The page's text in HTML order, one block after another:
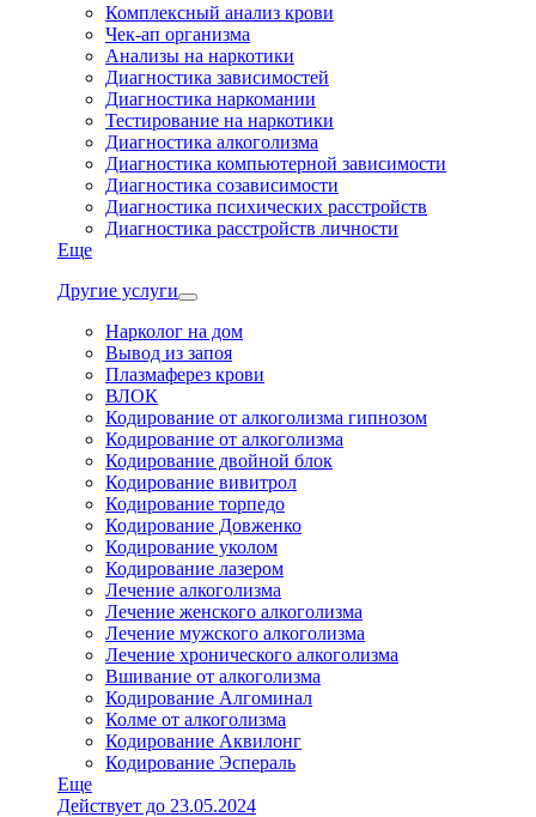
Комплексный анализ крови
Чек-ап организма
Анализы на наркотики
Диагностика зависимостей
Диагностика наркомании
Тестирование на наркотики
Диагностика алкоголизма
Диагностика компьютерной зависимости
Диагностика созависимости
Диагностика психических расстройств
Диагностика расстройств личности
Еще
Другие услуги
Нарколог на дом
Вывод из запоя
Плазмаферез крови
ВЛОК
Кодирование от алкоголизма гипнозом
Кодирование от алкоголизма
Кодирование двойной блок
Кодирование вивитрол
Кодирование торпедо
Кодирование Довженко
Кодирование уколом
Кодирование лазером
Лечение алкоголизма
Лечение женского алкоголизма
Лечение мужского алкоголизма
Лечение хронического алкоголизма
Вшивание от алкоголизма
Кодирование Алгоминал
Колме от алкоголизма
Кодирование Аквилонг
Кодирование Эспераль
Еще
Действует до 23.05.2024